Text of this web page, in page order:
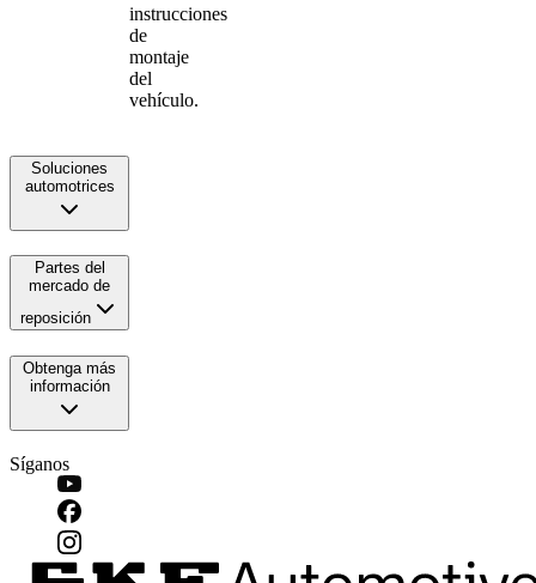
instrucciones
de
montaje
del
vehículo.
Soluciones
automotrices
Partes del
mercado de
reposición
Obtenga más
información
Síganos